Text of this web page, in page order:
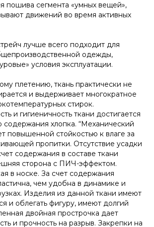
пошива сегмента «умных вещей»,
движений во время активных
лучше всего подходит для
одежды,
условия эксплуатации.
плетению, ткань практически не
и выдерживает многократное
стирок.
и гигиеничность ткани достигается
содержания хлопка. “Механический
повышенной стойкостью к влаге за
пропитки. Отсутствие усадки
содержания в составе ткани
сторона с ПИЧ-эффектом.
в носке. За счет содержания
чем удобна в динамике и
Изделия из данной ткани имеют
и облегать фигуру, имеют долгий
двойная прострочка дает
и прочность на разрыв. Закрепки на